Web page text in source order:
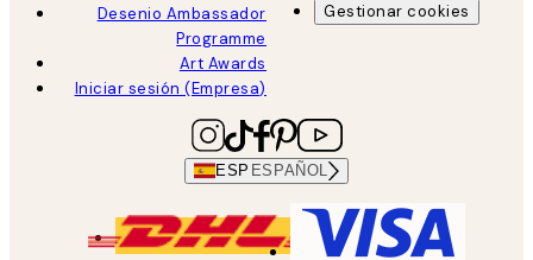
Desenio Ambassador
Programme
Art Awards
Iniciar sesión (Empresa)
Gestionar cookies
ESP ESPAÑOL